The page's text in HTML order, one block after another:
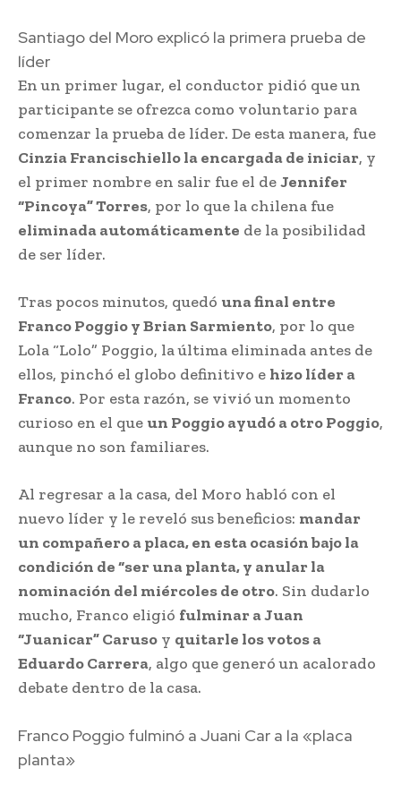
Santiago del Moro explicó la primera prueba de
líder
En un primer lugar, el conductor pidió que un
participante se ofrezca como voluntario para
comenzar la prueba de líder. De esta manera, fue
Cinzia Francischiello la encargada de iniciar, y
el primer nombre en salir fue el deJennifer
“Pincoya” Torres, por lo que la chilena fue
eliminada automáticamente de la posibilidad
de ser líder.
Tras pocos minutos, quedó una final entre
Franco Poggio y Brian Sarmiento, por lo que
Lola “Lolo” Poggio, la última eliminada antes de
ellos, pinchó el globo definitivo e hizo líder a
Franco. Por esta razón, se vivió un momento
curioso en el que un Poggio ayudó a otro Poggio,
aunque no son familiares.
Al regresar a la casa, del Moro habló con el
nuevo líder y le reveló sus beneficios: mandar
un compañero a placa, en esta ocasión bajo la
condición de “ser una planta, y anular la
nominación del miércoles de otro. Sin dudarlo
mucho, Franco eligió fulminar a Juan
“Juanicar” Caruso y quitarle los votos a
Eduardo Carrera, algo que generó un acalorado
debate dentro de la casa.
Franco Poggio fulminó a Juani Car a la «placa
planta»